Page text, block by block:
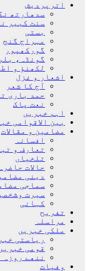
اترپردیش
سدھارتھ
سنت کبیر
بستی
مہراج گنج
گورکھپور
گونڈہ،
لکھنؤ و
اشعار و غزل
آج کا شعر
حمد باری
نعت پاک
اہم خبریں
بین الاقوامی
مضامین و مقالات
افسانہ
تعارف و
تلخیاں
حالات
دینی
سماجی
سیرت
کہانی
تفریح
مراسلہ
ملکی خبریں
ریاستی
قومی
ننھے روزہ
وفیات